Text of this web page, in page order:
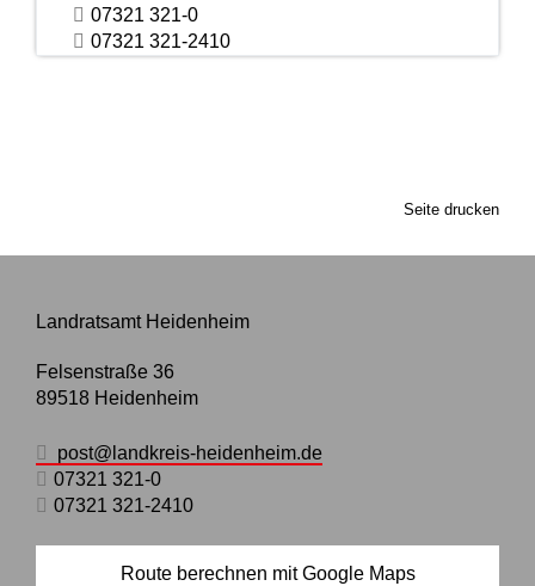
07321 321-0
07321 321-2410
Seite drucken
Landratsamt Heidenheim
Felsenstraße 36
89518 Heidenheim
post@landkreis-heidenheim.de
07321 321-0
07321 321-2410
Route berechnen mit Google Maps